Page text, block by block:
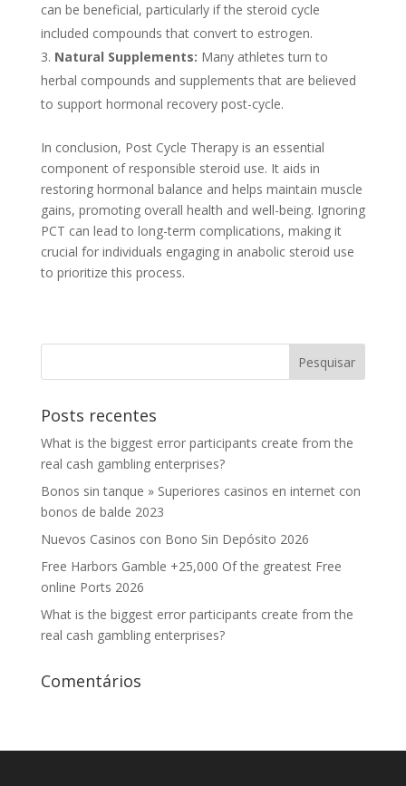
can be beneficial, particularly if the steroid cycle
included compounds that convert to estrogen.
Natural Supplements: Many athletes turn to
herbal compounds and supplements that are believed
to support hormonal recovery post-cycle.
In conclusion, Post Cycle Therapy is an essential
component of responsible steroid use. It aids in
restoring hormonal balance and helps maintain muscle
gains, promoting overall health and well-being. Ignoring
PCT can lead to long-term complications, making it
crucial for individuals engaging in anabolic steroid use
to prioritize this process.
Posts recentes
What is the biggest error participants create from the
real cash gambling enterprises?
Bonos sin tanque » Superiores casinos en internet con
bonos de balde 2023
Nuevos Casinos con Bono Sin Depósito 2026
Free Harbors Gamble +25,000 Of the greatest Free
online Ports 2026
What is the biggest error participants create from the
real cash gambling enterprises?
Comentários